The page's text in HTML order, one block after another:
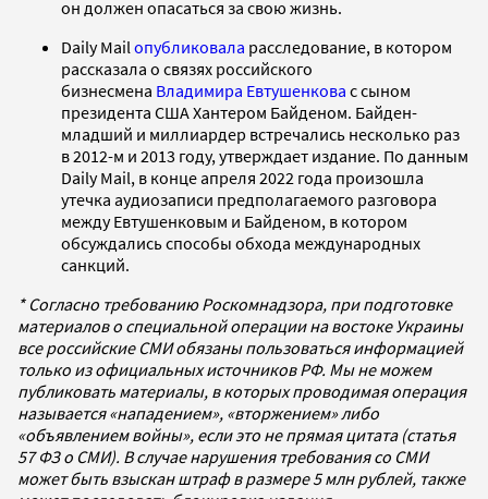
он должен опасаться за свою жизнь.
Daily Mailопубликовала расследование, в котором
рассказала о связях российского
бизнесмена Владимира Евтушенкова с сыном
президента США Хантером Байденом. Байден-
младший и миллиардер встречались несколько раз
в 2012-м и 2013 году, утверждает издание. По данным
Daily Mail, в конце апреля 2022 года произошла
утечка аудиозаписи предполагаемого разговора
между Евтушенковым и Байденом, в котором
обсуждались способы обхода международных
санкций.
* Согласно требованию Роскомнадзора, при подготовке
материалов о специальной операции на востоке Украины
все российские СМИ обязаны пользоваться информацией
только из официальных источников РФ. Мы не можем
публиковать материалы, в которых проводимая операция
называется «нападением», «вторжением» либо
«объявлением войны», если это не прямая цитата (статья
57 ФЗ о СМИ). В случае нарушения требования со СМИ
может быть взыскан штраф в размере 5 млн рублей, также